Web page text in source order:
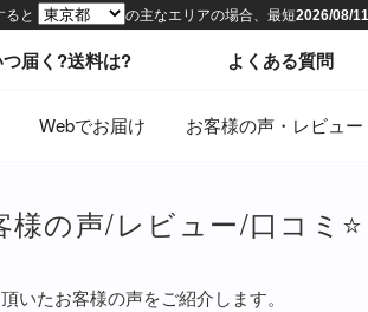
つ届く?送料は? よくある質問
Webでお届け お客様の声・レビュー
の声/レビュー/口コミ⭐️
いたお客様の声をご紹介します。